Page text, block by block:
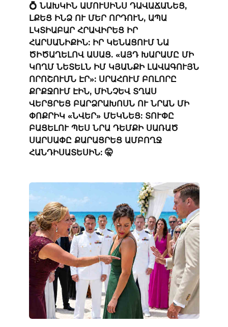
💍 ՆԱԽԿԻՆ ԱՄՈՒՍԻՆՍ ԴԱՎԱՃԱՆԵՑ,
ԼՔԵՑ ԻՆՁ ՈՒ ՄԵՐ ՈՐԴՈՒՆ, ԱՊԱ
ԼԿՏԻԱԲԱՐ ՀՐԱՎԻՐԵՑ ԻՐ
ՀԱՐՍԱՆԻՔԻՆ: ԻՐ ԿԵՆԱՑՈՒՄ ՆԱ
ԾԻԾԱՂԵԼՈՎ ԱՍԱՑ. «ԱՅԴ ԽԱՐԱՄԸ ՄԻ
ԿՈՂՄ ՆԵՏԵԼՆ ԻՄ ԿՅԱՆՔԻ ԼԱՎԱԳՈՒՅՆ
ՈՐՈՇՈՒՄՆ ԷՐ»: ՍՐԱՀՈՒՄ ԲՈԼՈՐԸ
ՔՐՔՋՈՒՄ ԷԻՆ, ՄԻՆՉԵՎ ՏՂԱՍ
ՎԵՐՑՐԵՑ ԲԱՐՁՐԱԽՈՍՆ ՈՒ ՆՐԱՆ ՄԻ
ՓՈՔՐԻԿ «ՆՎԵՐ» ՄԵԿՆԵՑ: ՏՈՒՓԸ
ԲԱՑԵԼՈՒ ՊԵՍ ՆՐԱ ԴԵՄՔԻ ՍԱՌԱԾ
ՍԱՐՍԱՓԸ ՔԱՐԱՑՐԵՑ ԱՄԲՈՂՋ
ՀԱՆԴԻՍԱՏԵՍԻՆ: 🤫